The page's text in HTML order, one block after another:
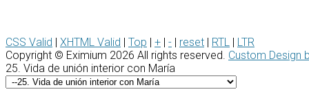
CSS Valid | XHTML Valid | Top | + | - | reset | RTL | LTR
Copyright © Eximium 2026 All rights reserved. Custom Design
25. Vida de unión interior con María